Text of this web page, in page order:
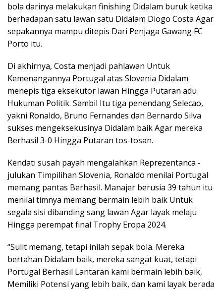
bola darinya melakukan finishing Didalam buruk ketika
berhadapan satu lawan satu Didalam Diogo Costa Agar
sepakannya mampu ditepis Dari Penjaga Gawang FC
Porto itu.
Di akhirnya, Costa menjadi pahlawan Untuk
Kemenangannya Portugal atas Slovenia Didalam
menepis tiga eksekutor lawan Hingga Putaran adu
Hukuman Politik. Sambil Itu tiga penendang Selecao,
yakni Ronaldo, Bruno Fernandes dan Bernardo Silva
sukses mengeksekusinya Didalam baik Agar mereka
Berhasil 3-0 Hingga Putaran tos-tosan.
Kendati susah payah mengalahkan Reprezentanca -
julukan Timpilihan Slovenia, Ronaldo menilai Portugal
memang pantas Berhasil. Manajer berusia 39 tahun itu
menilai timnya memang bermain lebih baik Untuk
segala sisi dibanding sang lawan Agar layak melaju
Hingga perempat final Trophy Eropa 2024.
“Sulit memang, tetapi inilah sepak bola. Mereka
bertahan Didalam baik, mereka sangat kuat, tetapi
Portugal Berhasil Lantaran kami bermain lebih baik,
Memiliki Potensi yang lebih baik, dan kami layak berada